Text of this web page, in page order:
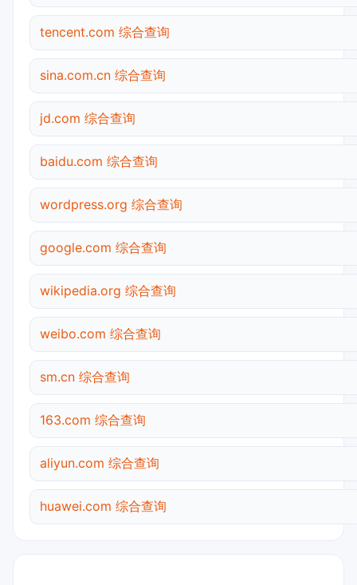
tencent.com 综合查询
sina.com.cn 综合查询
jd.com 综合查询
baidu.com 综合查询
wordpress.org 综合查询
google.com 综合查询
wikipedia.org 综合查询
weibo.com 综合查询
sm.cn 综合查询
163.com 综合查询
aliyun.com 综合查询
huawei.com 综合查询